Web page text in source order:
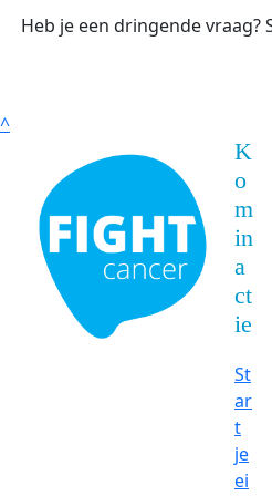
Heb je een dringende
^
K
o
m
in
a
ct
ie
St
ar
t
je
ei